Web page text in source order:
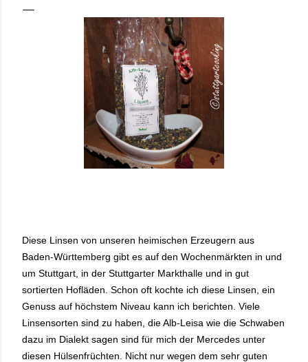
Diese Linsen von unseren heimischen Erzeugern aus
Baden-Württemberg gibt es auf den Wochenmärkten in und
um Stuttgart, in der Stuttgarter Markthalle und in gut
sortierten Hofläden. Schon oft kochte ich diese Linsen, ein
Genuss auf höchstem Niveau kann ich berichten. Viele
Linsensorten sind zu haben, die Alb-Leisa wie die Schwaben
dazu im Dialekt sagen sind für mich der Mercedes unter
diesen Hülsenfrüchten. Nicht nur wegen dem sehr guten